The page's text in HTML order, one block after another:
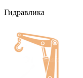
Гидравлика